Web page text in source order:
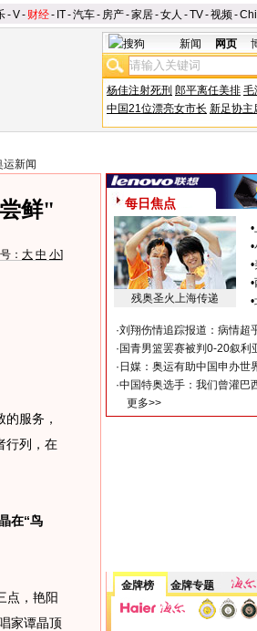
-V- 财经- IT-汽车- 房产-家居-女人 -TV-视频-
新闻 网页
杨佳注射死刑 郎平离任美排 毛
中国21位漂亮女市长 新足协主
运新闻
鲜"
： 大 中 小]
服务，
行列，在
在“鸟
，艳阳
家谭晶顶
每日焦点
残奥圣火上海传递
•
•
•
•
•
·刘翔伤情追踪报道：病情超
· 国青男篮罢赛被判0-20叙利
· 日媒：奥运有助中国申办世
·中国特奥选手：我们曾灌巴
更多>>
金牌榜 金牌专题